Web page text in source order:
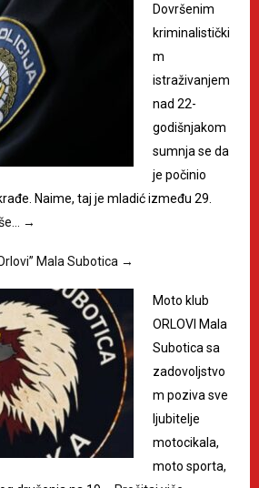
Dovršenim
kriminalistički
m
istraživanjem
nad 22-
godišnjakom
sumnja se da
je počinio
Naime, taj je mladić između 29.
→
Mala Subotica →
Moto klub
ORLOVI Mala
Subotica sa
zadovoljstvo
m poziva sve
ljubitelje
motocikala,
moto sporta,